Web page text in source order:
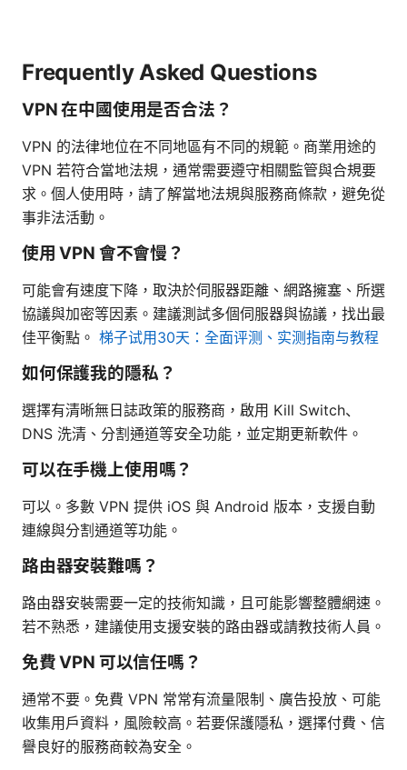
Frequently Asked Questions
VPN 在中國使用是否合法？
VPN 的法律地位在不同地區有不同的規範。商業用途的
VPN 若符合當地法規，通常需要遵守相關監管與合規要
求。個人使用時，請了解當地法規與服務商條款，避免從
事非法活動。
使用 VPN 會不會慢？
可能會有速度下降，取決於伺服器距離、網路擁塞、所選
協議與加密等因素。建議測試多個伺服器與協議，找出最
佳平衡點。 梯子试用30天：全面评测、实测指南与教程
如何保護我的隱私？
選擇有清晰無日誌政策的服務商，啟用 Kill Switch、
DNS 洗清、分割通道等安全功能，並定期更新軟件。
可以在手機上使用嗎？
可以。多數 VPN 提供 iOS 與 Android 版本，支援自動
連線與分割通道等功能。
路由器安裝難嗎？
路由器安裝需要一定的技術知識，且可能影響整體網速。
若不熟悉，建議使用支援安裝的路由器或請教技術人員。
免費 VPN 可以信任嗎？
通常不要。免費 VPN 常常有流量限制、廣告投放、可能
收集用戶資料，風險較高。若要保護隱私，選擇付費、信
譽良好的服務商較為安全。